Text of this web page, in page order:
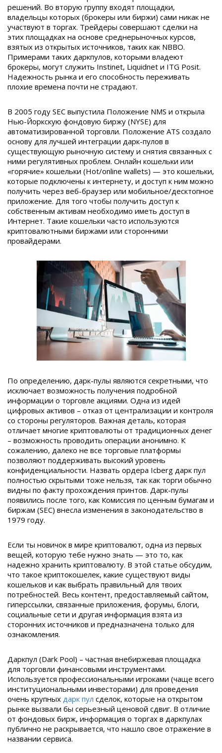
решений. Во вторую группу входят площадки,
владельцы которых (брокеры или биржи) сами никак не
участвуют в торгах. Трейдеры совершают сделки на
этих площадках на основе среднерыночных курсов,
взятых из открытых источников, таких как NBBO.
Примерами таких даркпулов, которыми владеют
брокеры, могут служить Instinet, Liquidnet и ITG Posit.
Надежность рынка и его способность переживать
плохие времена почти не страдают.
В 2005 году SEC выпустила Положение NMS и открыла
Нью-Йоркскую фондовую биржу (NYSE) для
автоматизированной торговли. Положение ATS создало
основу для лучшей интеграции дарк-пулов в
существующую рыночную систему и снятия связанных с
ними регулятивных проблем. Онлайн кошельки или
«горячие» кошельки (Hot/online wallets) — это кошельки,
которые подключены к интернету, и доступ к ним можно
получить через веб-браузер или мобильное/десктопное
приложение. Для того чтобы получить доступ к
собственным активам необходимо иметь доступ в
Интернет. Такие кошельки часто используются
криптовалютными биржами или сторонними
провайдерами.
По определению, дарк-пулы являются секретными, что
исключает возможность получения подробной
информации о торговле акциями. Одна из идей
цифровых активов – отказ от централизации и контроля
со стороны регуляторов. Важная деталь, которая
отличает многие криптовалюты от традиционных денег
– возможность проводить операции анонимно. К
сожалению, далеко не все торговые платформы
позволяют поддерживать высокий уровень
конфиденциальности. Назвать ордера Icberg дарк пул
полностью скрытыми тоже нельзя, так как торги обычно
видны по факту прохождения принтов. Дарк-пулы
появились после того, как Комиссия по ценным бумагам и
биржам (SEC) внесла изменения в законодательство в
1979 году.
Если ты новичок в мире криптовалют, одна из первых
вещей, которую тебе нужно знать — это то, как
надежно хранить криптовалюту. В этой статье обсудим,
что такое криптокошелек, какие существуют виды
кошельков и как выбрать правильный для твоих
потребностей. Весь контент, предоставляемый сайтом,
гиперссылки, связанные приложения, форумы, блоги,
социальные сети и другая информация взята из
сторонних источников и предназначена только для
ознакомления.
Даркпул (Dark Pool) – частная внебиржевая площадка
для торговли финансовыми инструментами.
Используется профессиональными игроками (чаще всего
институциональными инвесторами) для проведения
очень крупных дарк пул сделок, которые на открытом
рынке вызвали бы серьезный ценовой сдвиг. В отличие
от фондовых бирж, информация о торгах в даркпулах
публично не раскрывается, что нашло свое отражение в
названии сервиса.